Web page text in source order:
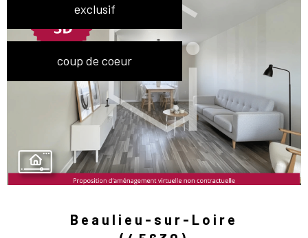
exclusif
coup de coeur
Beaulieu-sur-Loire